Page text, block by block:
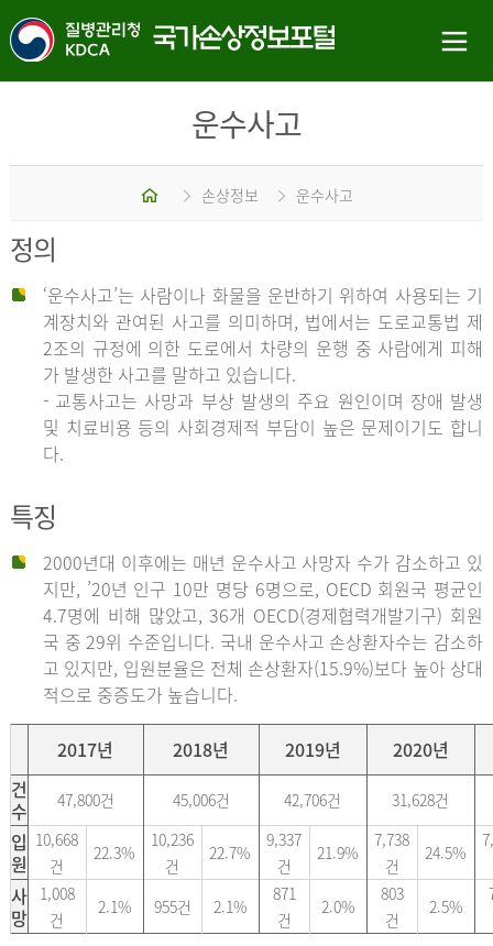
운수사고
홈 손상정보 운수사고
정의
‘운수사고’는 사람이나 화물을 운반하기 위하여 사용되는 기
계장치와 관여된 사고를 의미하며, 법에서는 도로교통법 제
2조의 규정에 의한 도로에서 차량의 운행 중 사람에게 피해
가 발생한 사고를 말하고 있습니다.
- 교통사고는 사망과 부상 발생의 주요 원인이며 장애 발생
및 치료비용 등의 사회경제적 부담이 높은 문제이기도 합니
다.
특징
2000년대 이후에는 매년 운수사고 사망자 수가 감소하고 있
지만, ’20년 인구 10만 명당 6명으로, OECD 회원국 평균인
4.7명에 비해 많았고, 36개 OECD(경제협력개발기구) 회원
국 중 29위 수준입니다. 국내 운수사고 손상환자수는 감소하
고 있지만, 입원분율은 전체 손상환자(15.9%)보다 높아 상대
적으로 중증도가 높습니다.
2017년 2018년 2019년
2020년
건
수
47,800건 45,006건 42,706건 31,628건
입
원
10,668
건
22.3%
10,236
건
22.7%
9,337
건
21.9%
7,738
건
24.5%
사
망
1,008
건
2.1% 955건 2.1%
871
건
2.0%
803
건
2.5%